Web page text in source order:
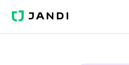
J
N